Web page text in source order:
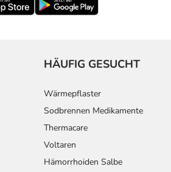
HÄUFIG GESUCHT
Wärmepflaster
Sodbrennen Medikamente
Thermacare
Voltaren
Hämorrhoiden Salbe